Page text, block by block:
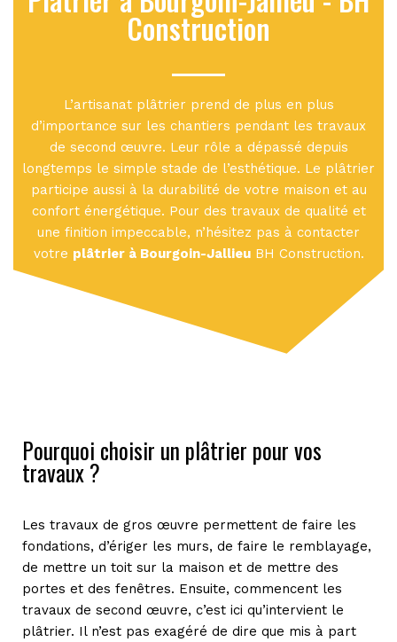
Construction
L’artisanat plâtrier prend de plus en plus
d’importance sur les chantiers pendant les travaux
de second œuvre. Leur rôle a dépassé depuis
longtemps le simple stade de l’esthétique. Le plâtrier
participe aussi à la durabilité de votre maison et au
confort énergétique. Pour des travaux de qualité et
une finition impeccable, n’hésitez pas à contacter
votre plâtrier à Bourgoin-JallieuBH Construction.
Pourquoi choisir un plâtrier pour vos
travaux ?
Les travaux de gros œuvre permettent de faire les
fondations, d’ériger les murs, de faire le remblayage,
de mettre un toit sur la maison et de mettre des
portes et des fenêtres. Ensuite, commencent les
travaux de second œuvre, c’est ici qu’intervient le
plâtrier. Il n’est pas exagéré de dire que mis à part